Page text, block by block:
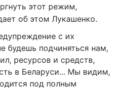
этот режим,
об этом Лукашенко.
с их
будешь подчиняться нам,
ресурсов и средств,
в Беларуси... Мы видим,
под полным